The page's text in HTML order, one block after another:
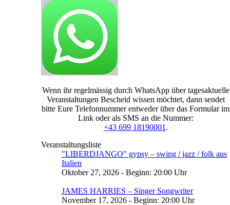
Wenn ihr regelmässig durch WhatsApp über tagesaktuelle
Veranstaltungen Bescheid wissen möchtet, dann sendet
bitte Eure Telefonnummer entweder über das Formular im
Link oder als SMS an die Nummer:
+43 699 18190001 .
Veranstaltungsliste
"LIBERDJANGO" gypsy – swing / jazz / folk aus
Italien
Oktober 27, 2026 - Beginn: 20:00 Uhr
JAMES HARRIES – Singer Songwriter
November 17, 2026 - Beginn: 20:00 Uhr